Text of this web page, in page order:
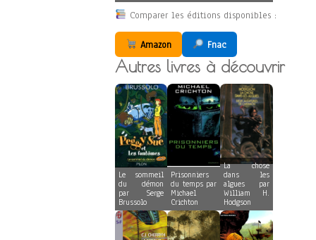
Comparer les éditions disponibles :
Amazon Fnac
Autres livres à découvrir
Le sommeil
du démon
par Serge
Brussolo
Prisonniers
du temps par
Michael
Crichton
La chose
dans les
algues par
William H.
Hodgson